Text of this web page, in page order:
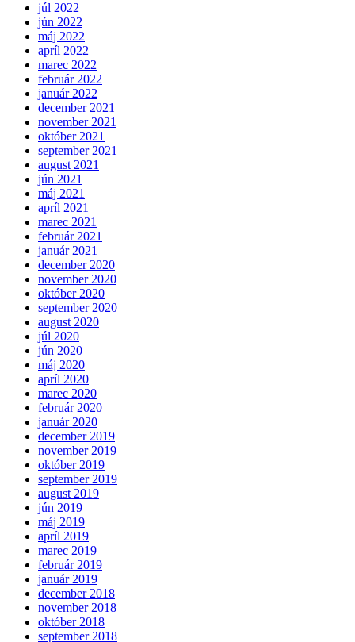
júl 2022
jún 2022
máj 2022
apríl 2022
marec 2022
február 2022
január 2022
december 2021
november 2021
október 2021
september 2021
august 2021
jún 2021
máj 2021
apríl 2021
marec 2021
február 2021
január 2021
december 2020
november 2020
október 2020
september 2020
august 2020
júl 2020
jún 2020
máj 2020
apríl 2020
marec 2020
február 2020
január 2020
december 2019
november 2019
október 2019
september 2019
august 2019
jún 2019
máj 2019
apríl 2019
marec 2019
február 2019
január 2019
december 2018
november 2018
október 2018
september 2018